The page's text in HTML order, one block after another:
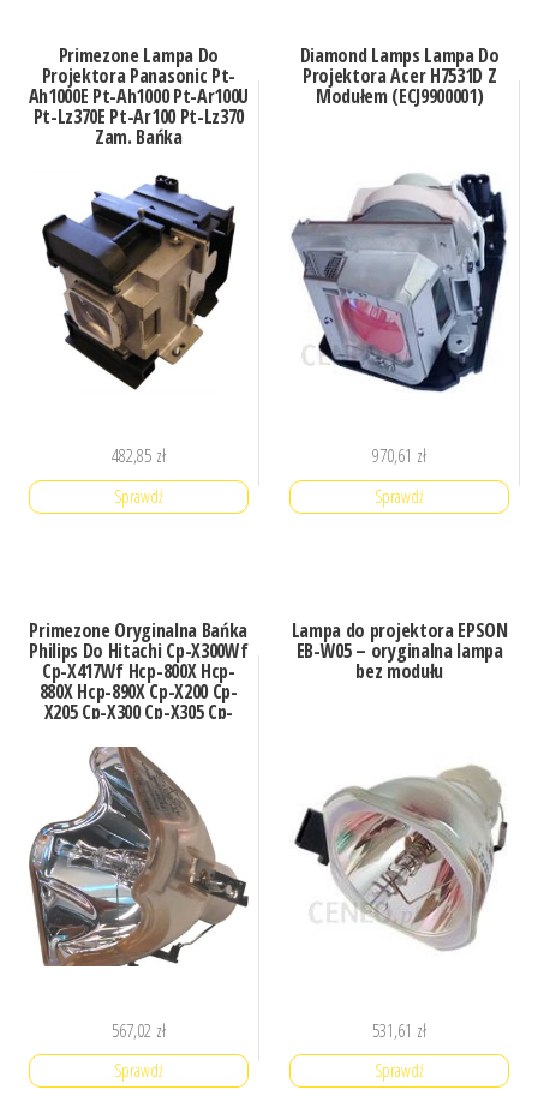
Primezone Lampa Do
Projektora Panasonic Pt-
Ah1000E Pt-Ah1000 Pt-Ar100U
Pt-Lz370E Pt-Ar100 Pt-Lz370
Zam. Bańka
482,85 zł
Sprawdź
Diamond Lamps Lampa Do
Projektora Acer H7531D Z
Modułem (ECJ9900001)
970,61 zł
Sprawdź
Primezone Oryginalna Bańka
Philips Do Hitachi Cp-X300Wf
Cp-X417Wf Hcp-800X Hcp-
880X Hcp-890X Cp-X200 Cp-
X205 Cp-X300 Cp-X305 Cp-
567,02 zł
Sprawdź
Lampa do projektora EPSON
EB-W05 – oryginalna lampa
bez modułu
531,61 zł
Sprawdź